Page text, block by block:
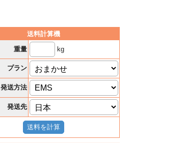
送料計算機
重量
kg
プラン
発送方法
発送先